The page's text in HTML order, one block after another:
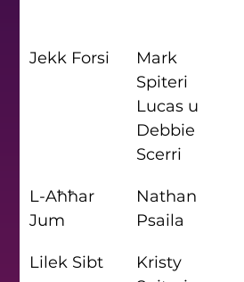
Jekk Forsi
Mark
Spiteri
Lucas u
Debbie
Scerri
L-Aħħar
Jum
Nathan
Psaila
Lilek Sibt
Kristy